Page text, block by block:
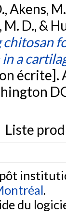
Akens,
M. D., &
a
écrite].
Liste
.
du